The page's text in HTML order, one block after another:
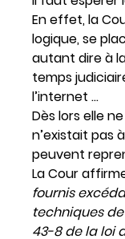
En effet, la
logique, se
autant dire à
temps
l’internet …
Dès lors elle
n’existait pas
peuvent
La Cour
fournis
techniques
43-8 de la loi